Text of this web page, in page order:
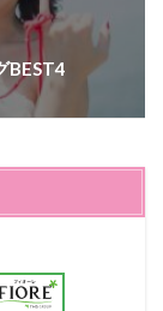
BEST4